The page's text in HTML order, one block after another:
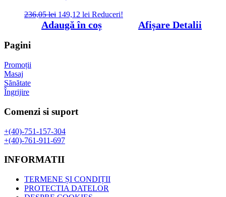
236,05lei Prețul
inițial
a
149,12 lei Prețul
curent
este:
Reduceri!
Adaugă în coș Afișare Detalii
Pagini
Promoții
Masaj
Sănătate
Îngrijire
Comenzi si suport
+(40)-751-157-304
+(40)-761-911-697
INFORMATII
TERMENE ȘI CONDIȚII
PROTECTIA DATELOR